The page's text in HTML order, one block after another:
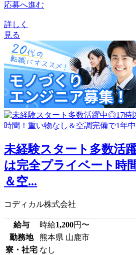
応募へ進む
詳しく
見る
未経験スタート多数活
は完全プライベート時
＆空...
コディカル株式会社
給与 時給1,200円〜
勤務地
熊本県 山鹿市
寮・社宅 なし